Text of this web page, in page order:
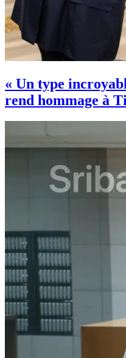
« Un type
rend hommage à